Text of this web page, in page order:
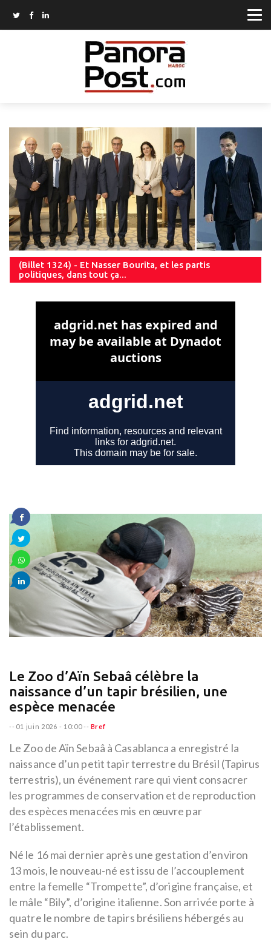
(Billet 1324) - Et Nasser Bourita, et les partis
politiques, dans tout ça...
Le Zoo d’Aïn Sebaâ célèbre la
naissance d’un tapir brésilien, une
espèce menacée
-- 01 juin 2026 - 10:00-- Bref
Le Zoo de Aïn Sebaâ à Casablanca a enregistré la
naissance d’un petit tapir terrestre du Brésil (Tapirus
terrestris), un événement rare qui vient consacrer
les programmes de conservation et de reproduction
des espèces menacées mis en œuvre par
l’établissement.
Né le 16 mai dernier après une gestation d’environ
13 mois, le nouveau-né est issu de l’accouplement
entre la femelle “Trompette”, d’origine française, et
le mâle “Bily”, d’origine italienne. Son arrivée porte à
quatre le nombre de tapirs brésiliens hébergés au
sein du parc.